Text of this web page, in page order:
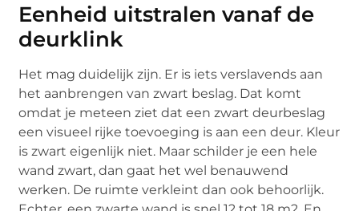
Eenheid uitstralen vanaf de
deurklink
Het mag duidelijk zijn. Er is iets verslavends aan
het aanbrengen van zwart beslag. Dat komt
omdat je meteen ziet dat een zwart deurbeslag
een visueel rijke toevoeging is aan een deur. Kleur
is zwart eigenlijk niet. Maar schilder je een hele
wand zwart, dan gaat het wel benauwend
werken. De ruimte verkleint dan ook behoorlijk.